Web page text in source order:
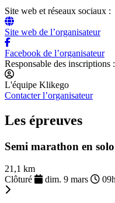
Site web et réseaux sociaux :
Site web de l’organisateur
Facebook de l’organisateur
Responsable des inscriptions :
L'équipe Klikego
Contacter l’organisateur
Les épreuves
Semi marathon en solo
21,1 km
Clôturé
dim. 9 mars